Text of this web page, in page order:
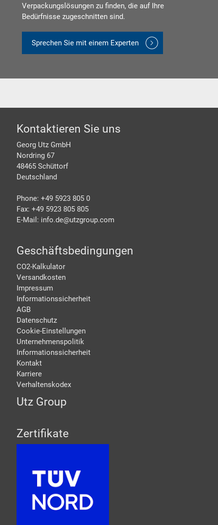
Verpackungslösungen zu finden, die auf Ihre
Bedürfnisse zugeschnitten sind.
Sprechen Sie mit einem Experten
Footer
Kontaktieren Sie uns
Georg Utz GmbH
Nordring 67
48465 Schüttorf
Deutschland
Phone: +49 5923 805 0
Fax: +49 5923 805 805
E-Mail: info.de@utzgroup.com
Geschäftsbedingungen
CO2-Kalkulator
Versandkosten
Impressum
Informationssicherheit
AGB
Datenschutz
Cookie-Einstellungen
Unternehmenspolitik
Informationssicherheit
Kontakt
Karriere
Verhaltenskodex
Utz Group
Zertifikate